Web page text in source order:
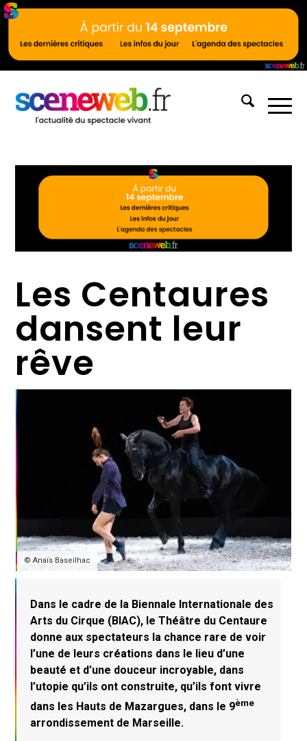
Les Centaures
dansent leur
rêve
© Anaïs Baseilhac
Dans le cadre de la Biennale Internationale des
Arts du Cirque (BIAC), le Théâtre du Centaure
donne aux spectateurs la chance rare de voir
l’une de leurs créations dans le lieu d’une
beauté et d’une douceur incroyable, dans
l’utopie qu’ils ont construite, qu’ils font vivre
dans les Hauts de Mazargues, dans le 9ème
arrondissement de Marseille.